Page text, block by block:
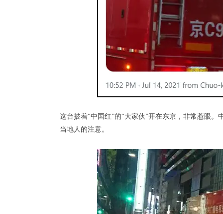
这台披着“中国红”的“大家伙”开在东京，非常惹眼
当地人的注意。